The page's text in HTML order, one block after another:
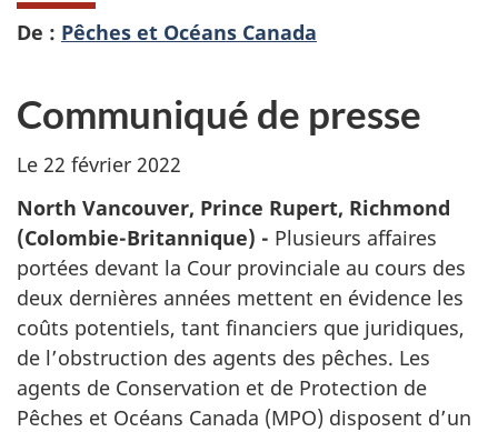
De : Pêches et Océans Canada
Communiqué de presse
Le 22 février 2022
North Vancouver, Prince Rupert, Richmond
(Colombie-Britannique) - Plusieurs affaires
portées devant la Cour provinciale au cours des
deux dernières années mettent en évidence les
coûts potentiels, tant financiers que juridiques,
de l’obstruction des agents des pêches. Les
agents de Conservation et de Protection de
Pêches et Océans Canada (MPO) disposent d’un